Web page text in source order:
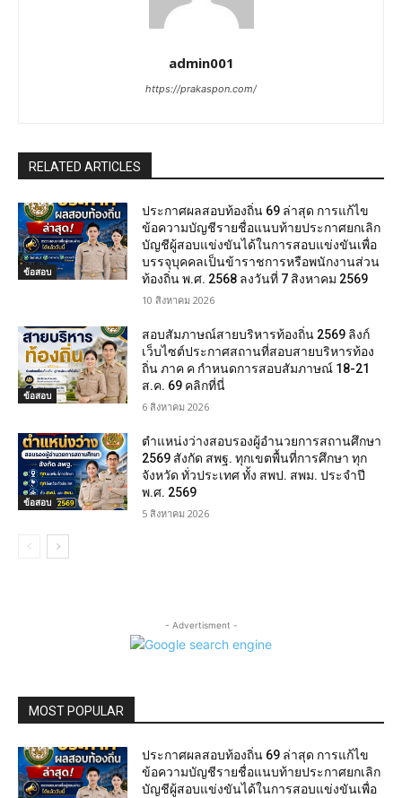
admin001
https://prakaspon.com/
RELATED ARTICLES
ข้อสอบ
ประกาศผลสอบท้องถิ่น 69 ล่าสุด การแก้ไข
ข้อความบัญชีรายชื่อแนบท้ายประกาศยกเลิก
บัญชีผู้สอบแข่งขันได้ในการสอบแข่งขันเพื่อ
บรรจุบุคคลเป็นข้าราชการหรือพนักงานส่วน
ท้องถิ่น พ.ศ. 2568 ลงวันที่ 7 สิงหาคม 2569
10 สิงหาคม 2026
ข้อสอบ
สอบสัมภาษณ์สายบริหารท้องถิ่น 2569 ลิงก์
เว็บไซต์ประกาศสถานที่สอบสายบริหารท้อง
ถิ่น ภาค ค กำหนดการสอบสัมภาษณ์ 18-21
ส.ค. 69 คลิกที่นี่
6 สิงหาคม 2026
ข้อสอบ
ตำแหน่งว่างสอบรองผู้อำนวยการสถานศึกษา
2569 สังกัด สพฐ. ทุกเขตพื้นที่การศึกษา ทุก
จังหวัด ทั่วประเทศ ทั้ง สพป. สพม. ประจำปี
พ.ศ. 2569
5 สิงหาคม 2026
- Advertisment -
MOST POPULAR
ประกาศผลสอบท้องถิ่น 69 ล่าสุด การแก้ไข
ข้อความบัญชีรายชื่อแนบท้ายประกาศยกเลิก
บัญชีผู้สอบแข่งขันได้ในการสอบแข่งขันเพื่อ